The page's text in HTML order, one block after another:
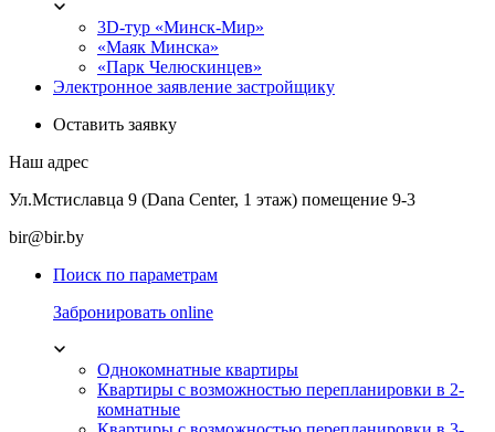
3D-тур «Минск-Мир»
«Маяк Минска»
«Парк Челюскинцев»
Электронное заявление застройщику
Оставить заявку
Наш адрес
Ул.Мстиславца 9 (Dana Center, 1 этаж) помещение 9-3
bir@bir.by
Поиск по параметрам
Забронировать online
Однокомнатные квартиры
Квартиры с возможностью перепланировки в 2-
комнатные